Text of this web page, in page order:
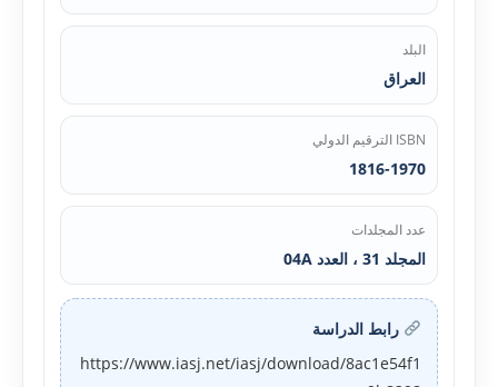
البلد
العراق
ISBN الترقيم الدولي
1816-1970
عدد المجلدات
المجلد 31 ، العدد 04A
رابط الدراسة
https://www.iasj.net/iasj/download/8ac1e54f1